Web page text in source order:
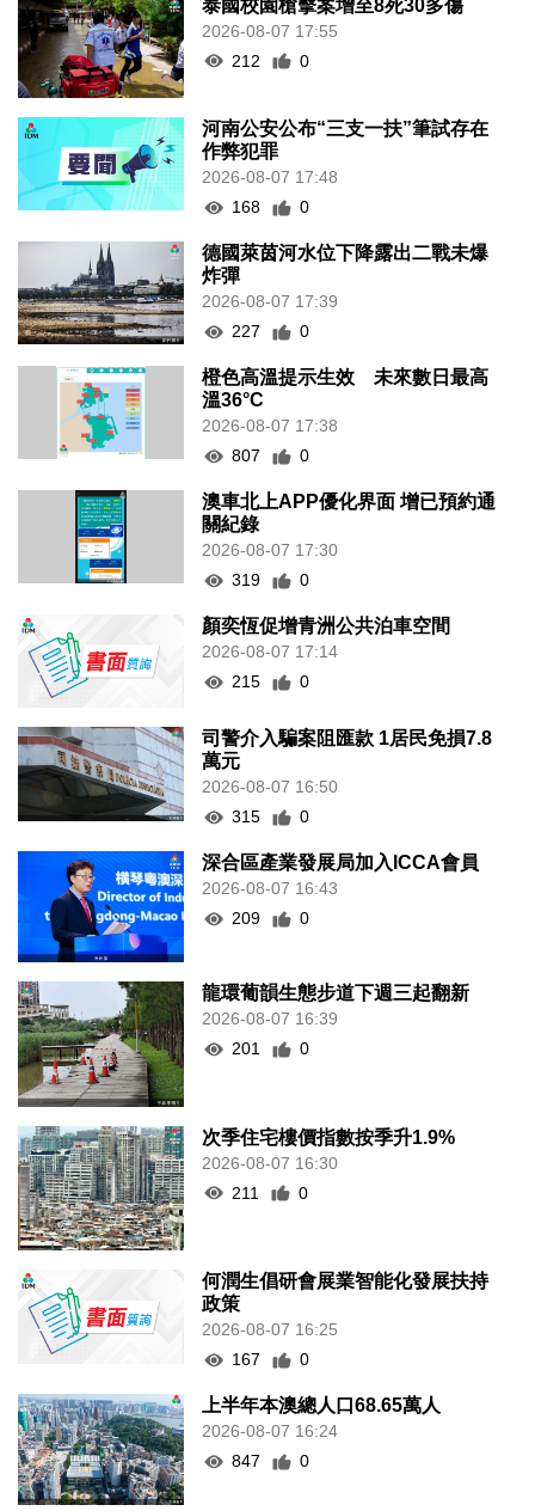
泰國校園槍擊案增至8死30多傷
2026-08-07 17:55
212
0
河南公安公布“三支一扶”筆試存在
作弊犯罪
2026-08-07 17:48
168
0
德國萊茵河水位下降露出二戰未爆
炸彈
2026-08-07 17:39
227
0
橙色高溫提示生效 未來數日最高
溫36°C
2026-08-07 17:38
807
0
澳車北上APP優化界面 增已預約通
關紀錄
2026-08-07 17:30
319
0
顏奕恆促增青洲公共泊車空間
2026-08-07 17:14
215
0
司警介入騙案阻匯款 1居民免損7.8
萬元
2026-08-07 16:50
315
0
深合區產業發展局加入ICCA會員
2026-08-07 16:43
209
0
龍環葡韻生態步道下週三起翻新
2026-08-07 16:39
201
0
次季住宅樓價指數按季升1.9%
2026-08-07 16:30
211
0
何潤生倡研會展業智能化發展扶持
政策
2026-08-07 16:25
167
0
上半年本澳總人口68.65萬人
2026-08-07 16:24
847
0